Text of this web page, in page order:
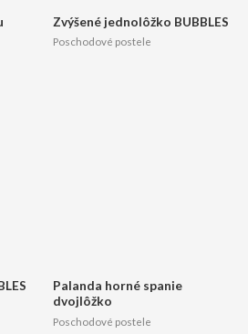
Zvýšené jednolôžko BUBBLES
Poschodové postele
Palanda horné spanie
dvojlôžko
Poschodové postele